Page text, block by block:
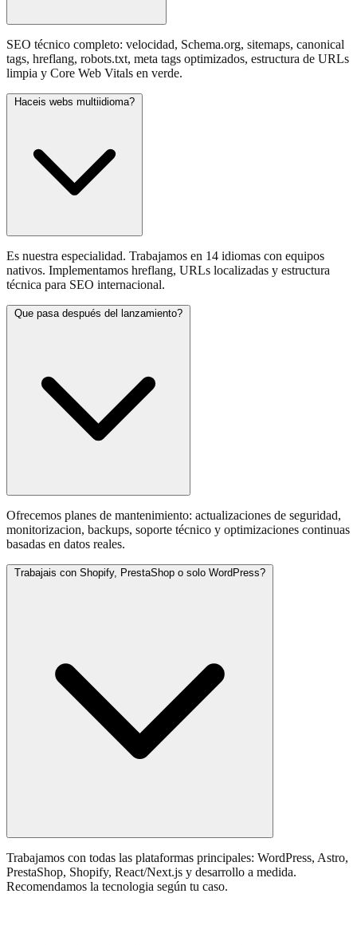
SEO técnico completo: velocidad, Schema.org, sitemaps, canonical
tags, hreflang, robots.txt, meta tags optimizados, estructura de URLs
limpia y Core Web Vitals en verde.
Haceis webs multiidioma?
Es nuestra especialidad. Trabajamos en 14 idiomas con equipos
nativos. Implementamos hreflang, URLs localizadas y estructura
técnica para SEO internacional.
Que pasa después del lanzamiento?
Ofrecemos planes de mantenimiento: actualizaciones de seguridad,
monitorizacion, backups, soporte técnico y optimizaciones continuas
basadas en datos reales.
Trabajais con Shopify, PrestaShop o solo WordPress?
Trabajamos con todas las plataformas principales: WordPress, Astro,
PrestaShop, Shopify, React/Next.js y desarrollo a medida.
Recomendamos la tecnologia según tu caso.